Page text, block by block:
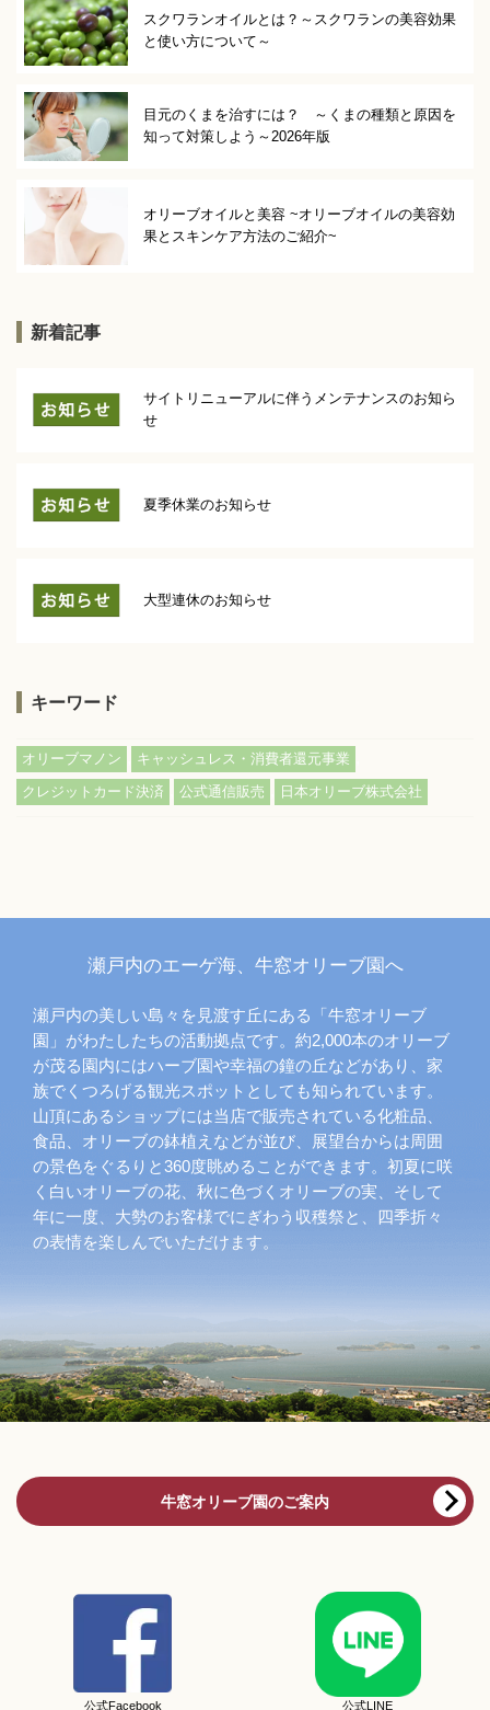
スクワランオイルとは？～スクワランの美容効果
と使い方について～
目元のくまを治すには？ ～くまの種類と原因を
知って対策しよう～2026年版
オリーブオイルと美容 ~オリーブオイルの美容効
果とスキンケア方法のご紹介~
新着記事
サイトリニューアルに伴うメンテナンスのお知ら
せ
夏季休業のお知らせ
大型連休のお知らせ
キーワード
オリーブマノン キャッシュレス・消費者還元事業
クレジットカード決済 公式通信販売 日本オリーブ株式会社
瀬戸内のエーゲ海、牛窓オリーブ園へ
瀬戸内の美しい島々を見渡す丘にある「牛窓オリーブ
園」がわたしたちの活動拠点です。約2,000本のオリーブ
が茂る園内にはハーブ園や幸福の鐘の丘などがあり、家
族でくつろげる観光スポットとしても知られています。
山頂にあるショップには当店で販売されている化粧品、
食品、オリーブの鉢植えなどが並び、展望台からは周囲
の景色をぐるりと360度眺めることができます。初夏に咲
く白いオリーブの花、秋に色づくオリーブの実、そして
年に一度、大勢のお客様でにぎわう収穫祭と、四季折々
の表情を楽しんでいただけます。
牛窓オリーブ園のご案内
公式Facebook
公式LINE